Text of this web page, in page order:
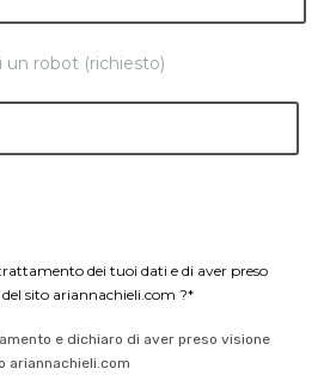
un robot (richiesto)
dei tuoi dati e di aver preso
del sito ariannachieli.com ?*
e dichiaro di aver preso visione
ariannachieli.com